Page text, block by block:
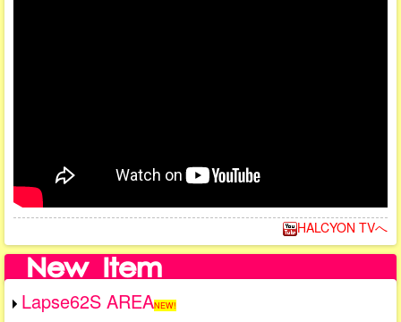
HALCYON TVへ
Lapse62S AREANEW!